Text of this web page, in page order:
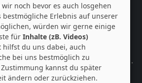
untereinander.
the dream work“. 😉
Erinnerung:
im August 2023.
Lokation auf Gut Steinbeck
noch bevor es auch losgehen
bestmögliche Erlebnis auf unserer
würden wir gerne einige
für Inhalte (zB. Videos)
hilfst du uns dabei, auch
bei uns bestmöglich zu
kannst du später
ändern oder zurückziehen.